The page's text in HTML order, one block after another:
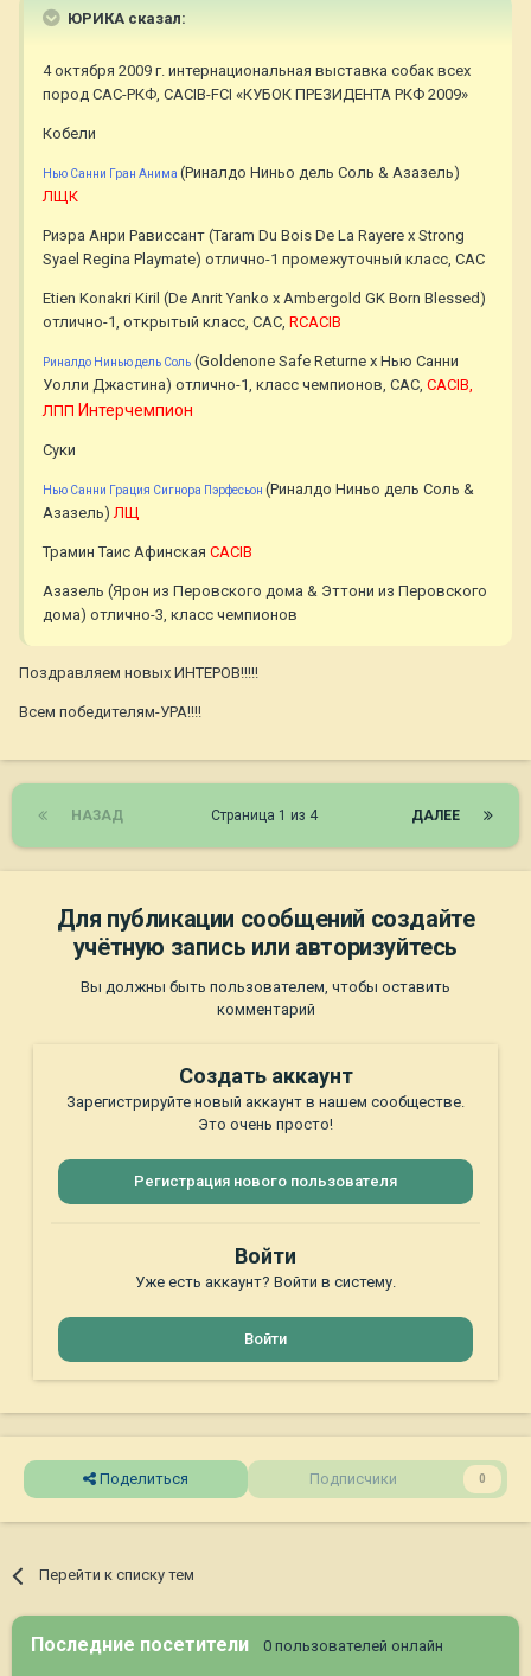
ЮРИКА сказал:
4 октября 2009 г. интернациональная выставка собак всех
пород САС-РКФ, CACIB-FCI «КУБОК ПРЕЗИДЕНТА РКФ 2009»
Кобели
Нью Санни Гран Анима (Риналдо Ниньо дель Соль & Азазель)
ЛЩК
Риэра Анри Рависсант (Taram Du Bois De La Rayere x Strong
Syael Regina Playmate) отлично-1 промежуточный класс, САС
Etien Konakri Kiril (De Anrit Yanko x Ambergold GK Born Blessed)
отлично-1, открытый класс, САС, RCACIB
Риналдо Нинью дель Соль (Goldenone Safe Returne x Нью Санни
Уолли Джастина) отлично-1, класс чемпионов, CAC, CACIB,
ЛПП Интерчемпион
Суки
Нью Санни Грация Сигнора Пэрфесьон (Риналдо Ниньо дель Соль &
Азазель)ЛЩ
Трамин Таис Афинская CACIB
Азазель (Ярон из Перовского дома & Эттони из Перовского
дома) отлично-3, класс чемпионов
Поздравляем новых ИНТЕРОВ!!!!!
Всем победителям-УРА!!!!
НАЗАД ДАЛЕЕ
Страница 1 из 4
Для публикации сообщений создайте
учётную запись или авторизуйтесь
Вы должны быть пользователем, чтобы оставить
комментарий
Создать аккаунт
Зарегистрируйте новый аккаунт в нашем сообществе.
Это очень просто!
Регистрация нового пользователя
Войти
Уже есть аккаунт? Войти в систему.
Войти
Поделиться Подписчики 0
Перейти к списку тем
Последние посетители 0 пользователей онлайн